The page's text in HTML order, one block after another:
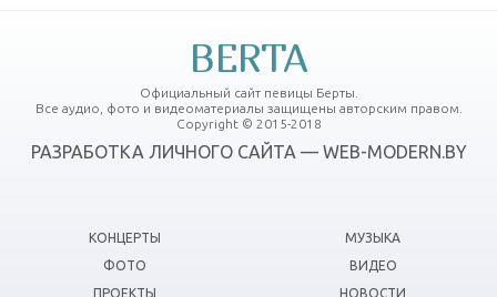
BERTA
Официальный сайт певицы Берты.
Все аудио, фото и видеоматериалы защищены авторским правом.
Copyright © 2015-2018
РАЗРАБОТКА ЛИЧНОГО САЙТА — WEB-MODERN.BY
КОНЦЕРТЫ
ФОТО
ПРОЕКТЫ
МУЗЫКА
ВИДЕО
НОВОСТИ